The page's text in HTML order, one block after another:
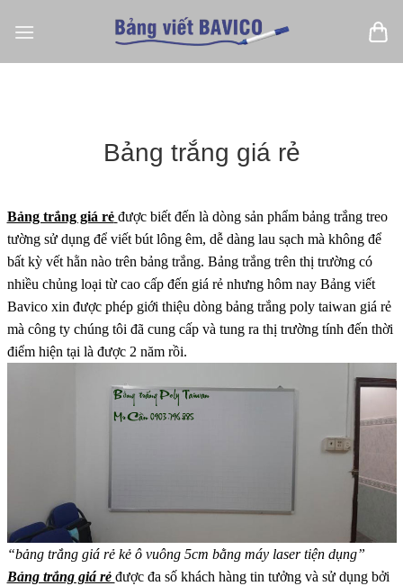
qua
Bảng trắng giá rẻ
Bảng trắng giá rẻ được biết đến là dòng sản phẩm bảng trắng treo
tường sử dụng để viết bút lông êm, dễ dàng lau sạch mà không để
bất kỳ vết hằn nào trên bảng trắng. Bảng trắng trên thị trường có
nhiều chủng loại từ cao cấp đến giá rẻ nhưng hôm nay Bảng viết
Bavico xin được phép giới thiệu dòng bảng trắng poly taiwan giá rẻ
mà công ty chúng tôi đã cung cấp và tung ra thị trường tính đến thời
điểm hiện tại là được 2 năm rồi.
“bảng trắng giá rẻ kẻ ô vuông 5cm bằng máy laser tiện dụng”
Bảng trắng giá rẻ được đa số khách hàng tin tưởng và sử dụng bởi